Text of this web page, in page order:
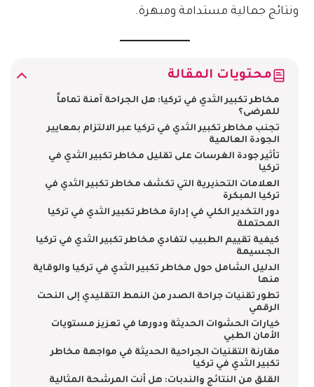
ونتائج جمالية مستدامة ومبهرة.
محتويات المقالة
مخاطر تكبير الثدي في تركيا: هل الجراحة آمنة تماماً
للمرضى؟
تجنب مخاطر تكبير الثدي في تركيا عبر الالتزام بمعايير
الجودة العالمية
تأثير جودة الغرسات على تقليل مخاطر تكبير الثدي في
تركيا
العلامات التحذيرية التي تكشف مخاطر تكبير الثدي في
تركيا المبكرة
دور التخدير الكلي في إدارة مخاطر تكبير الثدي في تركيا
المحتملة
كيفية تقييم الطبيب لتفادي مخاطر تكبير الثدي في تركيا
الجسيمة
الدليل الشامل حول مخاطر تكبير الثدي في تركيا والوقاية
منها
تطور تقنيات جراحة الصدر من النمط التقليدي إلى النحت
الرقمي
خيارات الحشوات الحديثة ودورها في تعزيز مستويات
الأمان الطبي
مقارنة التقنيات الجراحية الحديثة في مواجهة مخاطر
تكبير الثدي في تركيا
القلق من النتائج والندبات: هل أنت المرشحة المثالية